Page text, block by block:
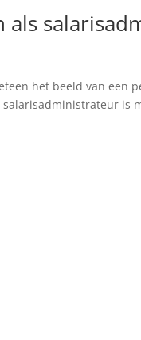
het beeld van een
is